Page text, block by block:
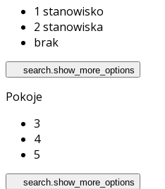
1 stanowisko
2 stanowiska
brak
search.show_more_options
Pokoje
3
4
5
search.show_more_options